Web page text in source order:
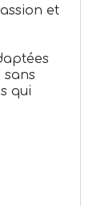
et
sans
qui